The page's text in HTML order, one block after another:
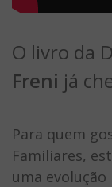
O livro da
Freni já
Para quem
Familiares,
uma